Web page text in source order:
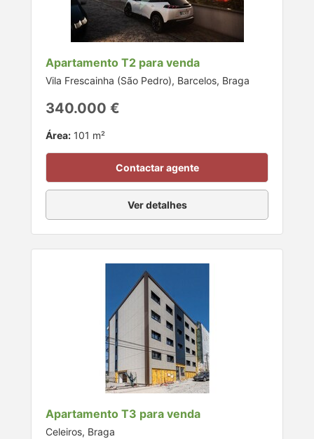
Apartamento T2 para venda
Vila Frescainha (São Pedro), Barcelos, Braga
340.000 €
Área: 101 m²
Contactar agente
Ver detalhes
Apartamento T3 para venda
Celeiros, Braga